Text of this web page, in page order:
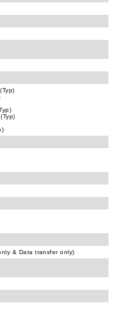
& Data transfer only)